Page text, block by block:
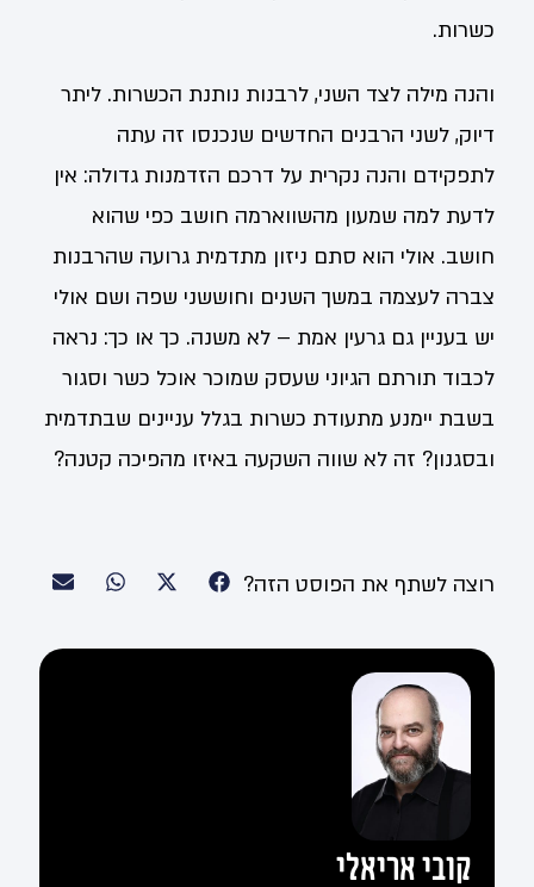
כשרות.
והנה מילה לצד השני, לרבנות נותנת הכשרות. ליתר
דיוק, לשני הרבנים החדשים שנכנסו זה עתה
לתפקידם והנה נקרית על דרכם הזדמנות גדולה: אין
לדעת למה שמעון מהשווארמה חושב כפי שהוא
חושב. אולי הוא סתם ניזון מתדמית גרועה שהרבנות
צברה לעצמה במשך השנים וחוששני שפה ושם אולי
יש בעניין גם גרעין אמת – לא משנה. כך או כך: נראה
לכבוד תורתם הגיוני שעסק שמוכר אוכל כשר וסגור
בשבת יימנע מתעודת כשרות בגלל עניינים שבתדמית
ובסגנון? זה לא שווה השקעה באיזו מהפיכה קטנה?
רוצה לשתף את הפוסט הזה?
קובי אריאלי